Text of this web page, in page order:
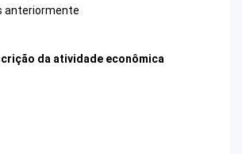
anteriormente
da atividade econômica